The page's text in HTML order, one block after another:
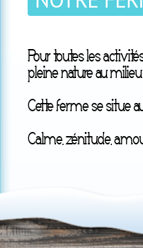
Pour toutes les
pleine nature au
Cette ferme se situe
Calme, zénitude,